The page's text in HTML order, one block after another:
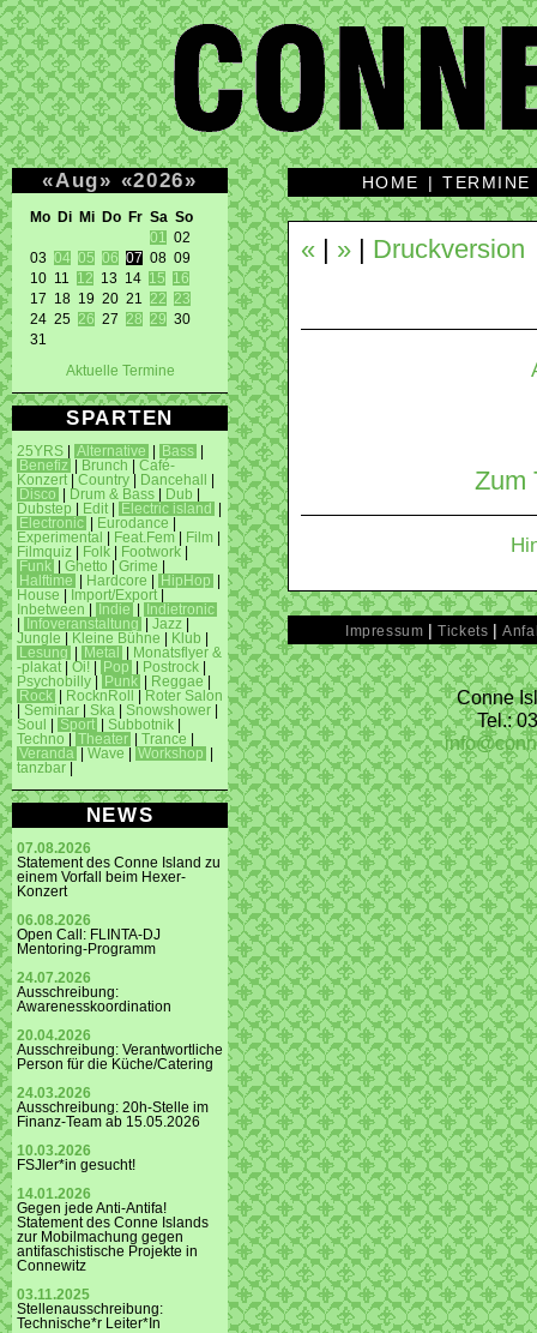
«Aug» «2026»
Mo Di Mi Do Fr Sa So
01
02
03 04 05 06 07 08 09
10 11 12 13 14 15
16
17 18 19 20 21 22
23
24 25 26 27 28 29 30
31
Aktuelle Termine
SPARTEN
25YRS Alternative Bass
Benefiz
Brunch
Café-
Konzert
Country Dancehall
Disco
Drum & Bass Dub
Dubstep
Edit Electric island
Electronic
Eurodance
Experimental
Feat.Fem Film
Filmquiz
Folk Footwork
Funk
Ghetto Grime
Halftime
Hardcore HipHop
House
Import/Export
Inbetween
Indie
Indietronic
Infoveranstaltung Jazz
Jungle
Kleine Bühne Klub
Lesung
Metal
Monatsflyer &
-plakat
Oi! Pop Postrock
Psychobilly
Punk Reggae
Rock
RocknRoll
Roter Salon
Seminar Ska Snowshower
Soul
Sport Subbotnik
Techno
Theater Trance
Veranda
Wave Workshop
tanzbar
NEWS
07.08.2026
Statement des Conne Island zu
einem Vorfall beim Hexer-
Konzert
06.08.2026
Open Call: FLINTA-DJ
Mentoring-Programm
24.07.2026
Ausschreibung:
Awarenesskoordination
20.04.2026
Ausschreibung: Verantwortliche
Person für die Küche/Catering
24.03.2026
Ausschreibung: 20h-Stelle im
Finanz-Team ab 15.05.2026
10.03.2026
FSJler*in gesucht!
14.01.2026
Gegen jede Anti-Antifa!
Statement des Conne Islands
zur Mobilmachung gegen
antifaschistische Projekte in
Connewitz
03.11.2025
Stellenausschreibung:
Technische*r Leiter*In
HOME |TERMINE
« » Druckversion
Zum
Impressum |Tickets |
Conne
Tel.: